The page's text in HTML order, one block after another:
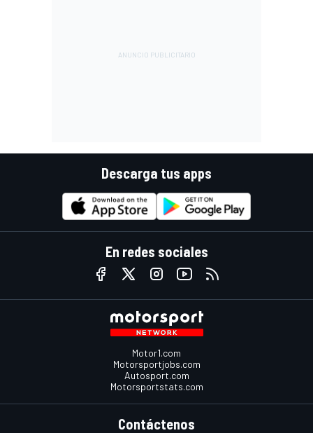
Descarga tus apps
En redes sociales
Motor1.com
Motorsportjobs.com
Autosport.com
Motorsportstats.com
Contáctenos